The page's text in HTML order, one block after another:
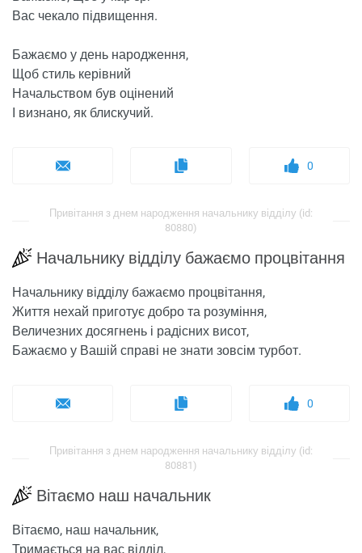
Вас чекало підвищення.
Бажаємо у день народження,
Щоб стиль керівний
Начальством був оцінений
І визнано, як блискучий.
0
Привітання з днем ​​народження начальнику відділу (id:
80880)
Начальнику відділу бажаємо процвітання
Начальнику відділу бажаємо процвітання,
Життя нехай приготує добро та розуміння,
Величезних досягнень і радісних висот,
Бажаємо у Вашій справі не знати зовсім турбот.
0
Привітання з днем ​​народження начальнику відділу (id:
80881)
Вітаємо наш начальник
Вітаємо, наш начальник,
Тримається на вас відділ,